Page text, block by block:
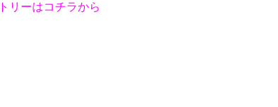
リーはコチラから